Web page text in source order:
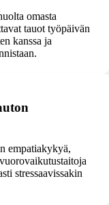
omasta
tauot työpäivän
kanssa ja
empatiakykyä,
stressaavissakin